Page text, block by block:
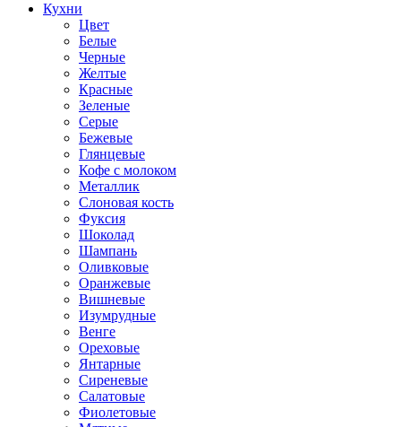
Кухни
Цвет
Белые
Черные
Желтые
Красные
Зеленые
Серые
Бежевые
Глянцевые
Кофе с молоком
Металлик
Слоновая кость
Фуксия
Шоколад
Шампань
Оливковые
Оранжевые
Вишневые
Изумрудные
Венге
Ореховые
Янтарные
Сиреневые
Салатовые
Фиолетовые